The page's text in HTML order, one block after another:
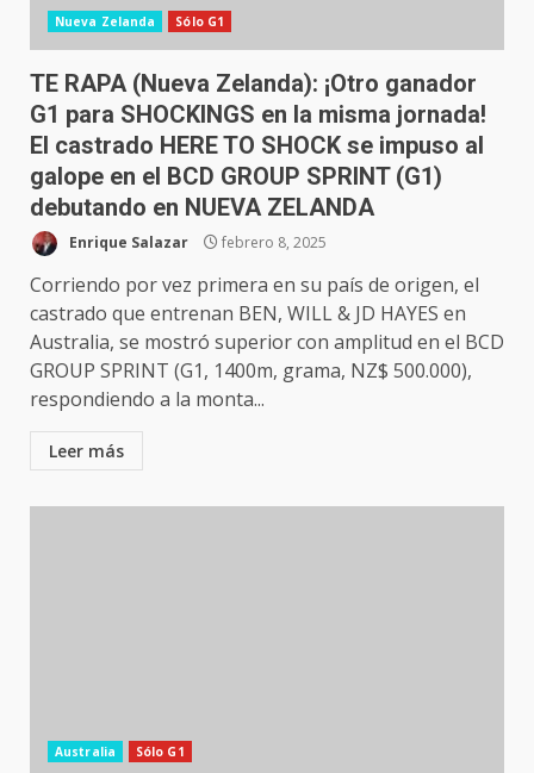
Nueva Zelanda Sólo G1
TE RAPA (Nueva Zelanda): ¡Otro ganador
G1 para SHOCKINGS en la misma jornada!
El castrado HERE TO SHOCK se impuso al
galope en el BCD GROUP SPRINT (G1)
debutando en NUEVA ZELANDA
Enrique Salazar febrero 8, 2025
Corriendo por vez primera en su país de origen, el
castrado que entrenan BEN, WILL & JD HAYES en
Australia, se mostró superior con amplitud en el BCD
GROUP SPRINT (G1, 1400m, grama, NZ$ 500.000),
respondiendo a la monta...
Leer más
Australia Sólo G1